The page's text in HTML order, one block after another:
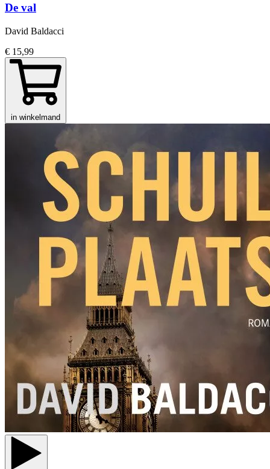
De val
David Baldacci
€ 15,99
in winkelmand